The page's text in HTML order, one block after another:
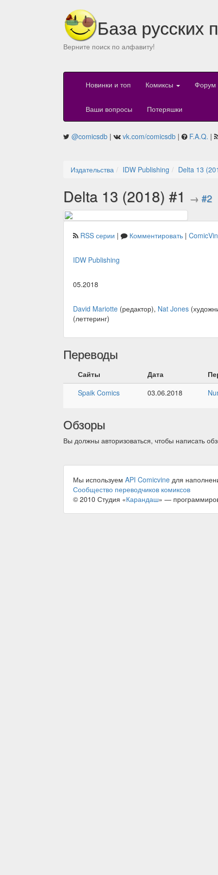
База русских
Верните поиск по алфавиту!
Новинки и топ Комиксы Форум
Ваши вопросы Потеряшки
@comicsdb | vk.com/comicsdb | F.A.Q. |
Издательства IDW Publishing Delta 13
Delta 13 (2018) #1 → #2
RSS серии | Комментировать |
IDW Publishing
05.2018
David Mariotte (редактор), Nat Jones
(леттеринг)
Переводы
Сайты Дата
Spaik Comics
03.06.2018
Обзоры
Вы должны авторизоваться, чтобы написать
Мы используем API Comicvine для
Сообщество переводчиков комиксов
© 2010 Студия «Карандаш» —